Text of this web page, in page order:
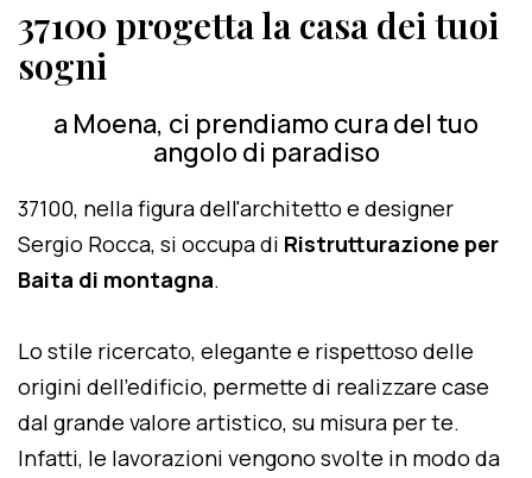
37100 progetta la casa dei tuoi
sogni
a Moena, ci prendiamo cura del tuo
angolo di paradiso
37100, nella figura dell'architetto e designer
Sergio Rocca, si occupa di Ristrutturazione per
Baita di montagna.
Lo stile ricercato, elegante e rispettoso delle
origini dell'edificio, permette di realizzare case
dal grande valore artistico, su misura per te.
Infatti, le lavorazioni vengono svolte in modo da